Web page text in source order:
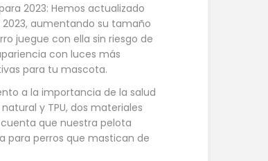
2023: Hemos actualizado
aumentando su tamaño
juegue con ella sin riesgo de
con luces más
para tu mascota.
a la importancia de la salud
y TPU, dos materiales
que nuestra pelota
para perros que mastican de